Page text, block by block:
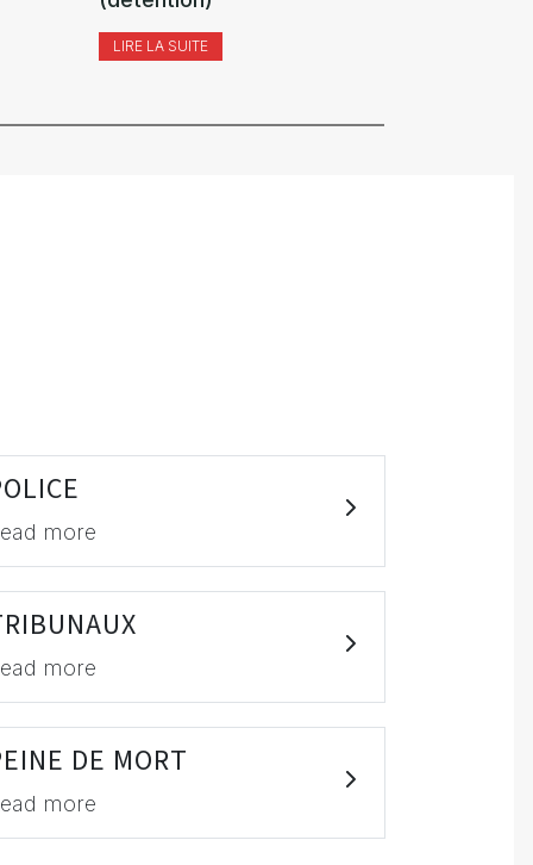
LIRE LA SUITE
more
more
DE MORT
more